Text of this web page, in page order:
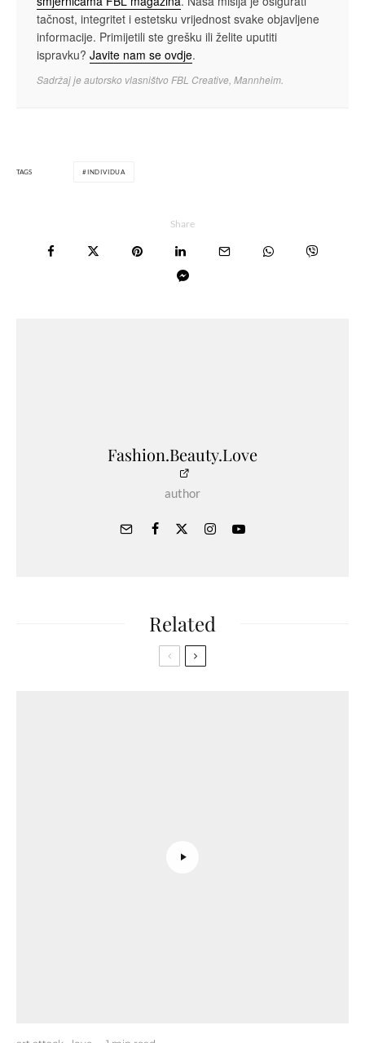
tačnost, integritet i estetsku vrijednost svake objavljene
informacije. Primijetili ste grešku ili želite uputiti
ispravku? Javite nam se ovdje.
Sadržaj je autorsko vlasništvo FBL Creative, Mannheim.
TAGS INDIVIDUA
Share
Fashion.Beauty.Love
author
Related